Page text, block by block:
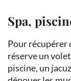
Spa,
Pour récupérer
réserve un
piscine, un